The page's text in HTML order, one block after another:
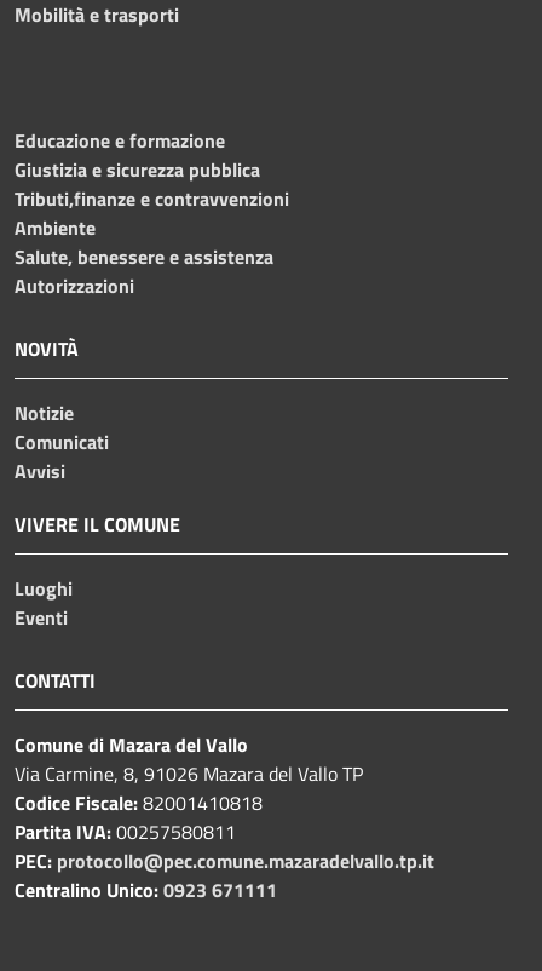
Mobilità e trasporti
Educazione e formazione
Giustizia e sicurezza pubblica
Tributi,finanze e contravvenzioni
Ambiente
Salute, benessere e assistenza
Autorizzazioni
NOVITÀ
Notizie
Comunicati
Avvisi
VIVERE IL COMUNE
Luoghi
Eventi
CONTATTI
Comune di Mazara del Vallo
Via Carmine, 8, 91026 Mazara del Vallo TP
Codice Fiscale:82001410818
Partita IVA:00257580811
PEC: protocollo@pec.comune.mazaradelvallo.tp.it
Centralino Unico:0923 671111